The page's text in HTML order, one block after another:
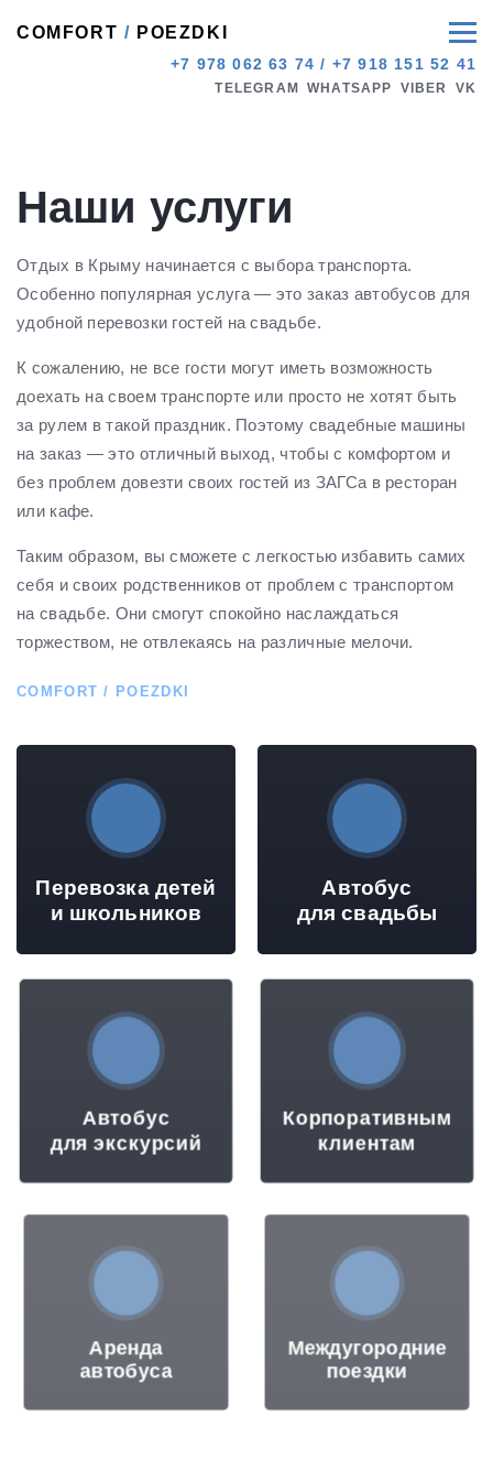
COMFORT / POEZDKI
+7 978 062 63 74 / +7 918 151 52 41
TELEGRAM WHATSAPP VIBER VK
Наши услуги
Отдых в Крыму начинается с выбора транспорта.
Особенно популярная услуга — это заказ автобусов для
удобной перевозки гостей на свадьбе.
К сожалению, не все гости могут иметь возможность
доехать на своем транспорте или просто не хотят быть
за рулем в такой праздник. Поэтому свадебные машины
на заказ — это отличный выход, чтобы с комфортом и
без проблем довезти своих гостей из ЗАГСа в ресторан
или кафе.
Таким образом, вы сможете с легкостью избавить самих
себя и своих родственников от проблем с транспортом
на свадьбе. Они смогут спокойно наслаждаться
торжеством, не отвлекаясь на различные мелочи.
COMFORT / POEZDKI
Перевозка детей
и школьников
Автобус
для свадьбы
Автобус
для экскурсий
Корпоративным
клиентам
Аренда
автобуса
Междугородние
поездки